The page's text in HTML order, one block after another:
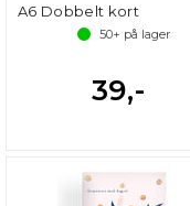
A6 Dobbelt kort
50+ på lager
39,-